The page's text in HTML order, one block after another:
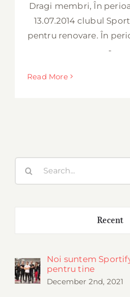
Dragi membri, În
13.07.2014 clubul
pentru renovare. În
-
Read More
Recent
Noi suntem
pentru tine
December 2nd, 2021